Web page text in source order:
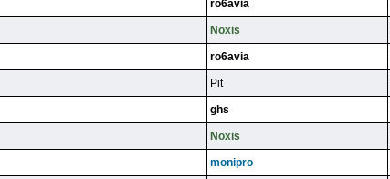
ro6avia
Noxis
ro6avia
Pit
ghs
Noxis
monipro